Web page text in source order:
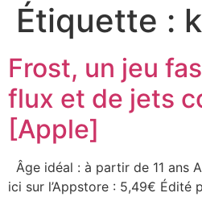
Étiquette :
Frost, un jeu
flux et de jets
[Apple]
Âge idéal : à partir de 11 ans
ici sur l’Appstore : 5,49€ Édité